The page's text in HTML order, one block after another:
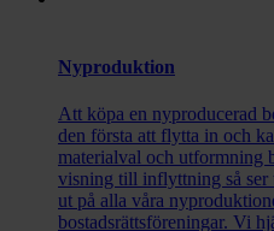
Nyproduktion
Att köpa en nyproducerad
den första att flytta in och
materialval och utformning
visning till inflyttning så ser
ut på alla våra
bostadsrättsföreningar. Vi